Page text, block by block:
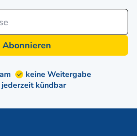
Abonnieren
keine Weitergabe
jederzeit kündbar